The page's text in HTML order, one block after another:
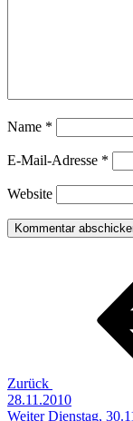
Name *
E-Mail-Adresse *
Website
Zurück
28.11.2010
Nächster
Weiter Dienstag,